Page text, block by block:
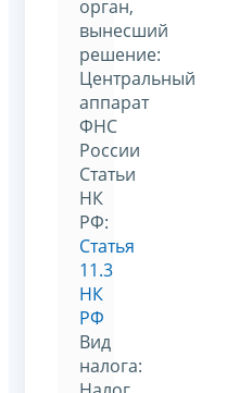
орган,
вынесший
решение:
Центральный
аппарат
ФНС
России
Статьи
НК
РФ:
Статья
11.3
НК
РФ
Вид
налога: